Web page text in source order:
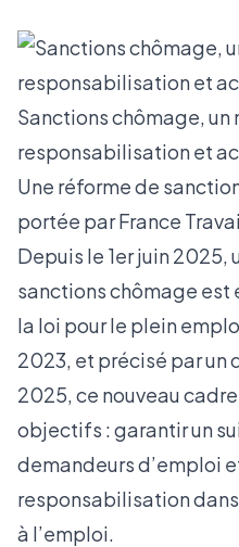
Sanctions chômage, un
responsabilisation et
Une réforme de
portée par France
Depuis le 1er juin 2025,
sanctions chômage est
la loi pour le plein
2023, et précisé par un
2025, ce nouveau
objectifs : garantir un
demandeurs d’emploi
responsabilisation
à l’emploi.